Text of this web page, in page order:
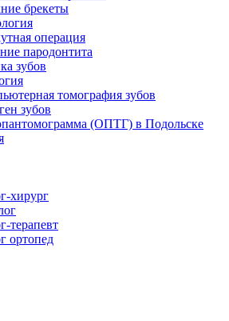
брекеты
операция
пародонтита
зубов
томография зубов
зубов
(ОПТГ) в Подольске
хирург
терапевт
ортопед